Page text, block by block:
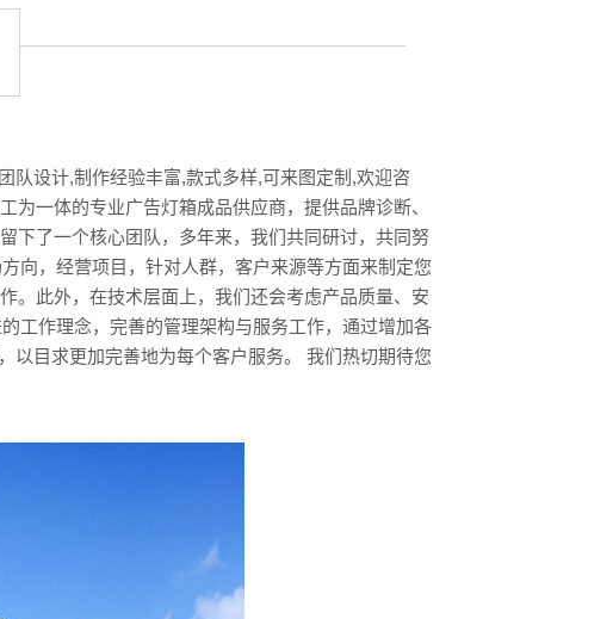
队设计,制作经验丰富,款式多样,可来图定制,欢迎咨
一体的专业广告灯箱成品供应商，提供品牌诊断、
下了一个核心团队，多年来，我们共同研讨，共同努
向，经营项目，针对人群，客户来源等方面来制定您
。此外，在技术层面上，我们还会考虑产品质量、安
工作理念，完善的管理架构与服务工作，通过增加各
以目求更加完善地为每个客户服务。 我们热切期待您